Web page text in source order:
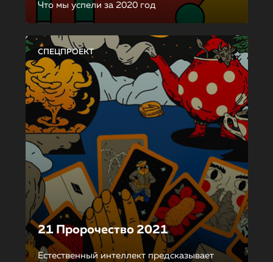
Что мы успели за 2020 год
СПЕЦПРОЕКТ
21 Пророчество 2021
Естественный интеллект предсказывает